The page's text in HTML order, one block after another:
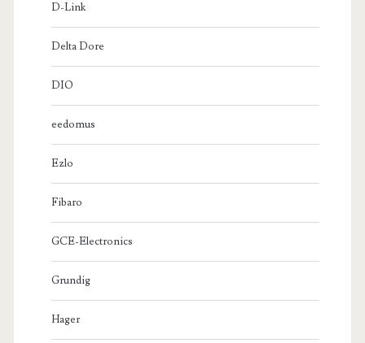
D-Link
Delta Dore
DIO
eedomus
Ezlo
Fibaro
GCE-Electronics
Grundig
Hager